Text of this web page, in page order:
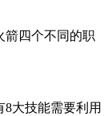
箭四个不同的职
大技能需要利用